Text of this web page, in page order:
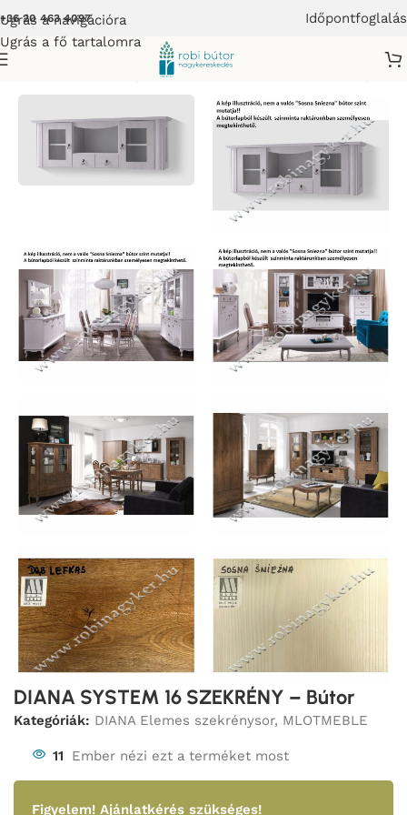
Ugrás a navigációra
Ugrás a fő tartalomra
+36 20 463 4097 Időpontfoglalás
Elemes Szekrénysor-Bútor
DIANA SYSTEM 16 SZEKRÉNY – Bútor
Kategóriák: DIANA Elemes szekrénysor, MLOTMEBLE
11 Ember nézi ezt a terméket most
Figyelem! Ajánlatkérés szükséges!